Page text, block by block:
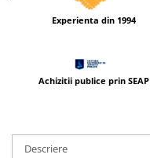
Ascutitori
Creioane colorate
Experienta din 1994
Achizitii publice prin SEAP
Descriere